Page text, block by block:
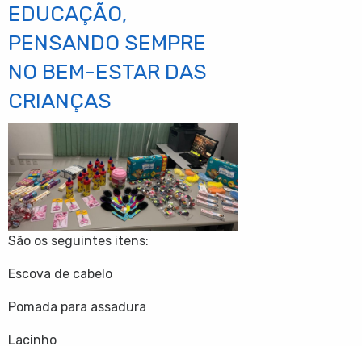
EDUCAÇÃO,
PENSANDO SEMPRE
NO BEM-ESTAR DAS
CRIANÇAS
São os seguintes itens:
Escova de cabelo
Pomada para assadura
Lacinho